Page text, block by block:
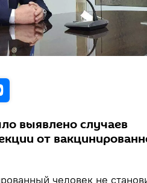
выявлено случаев
от
человек не